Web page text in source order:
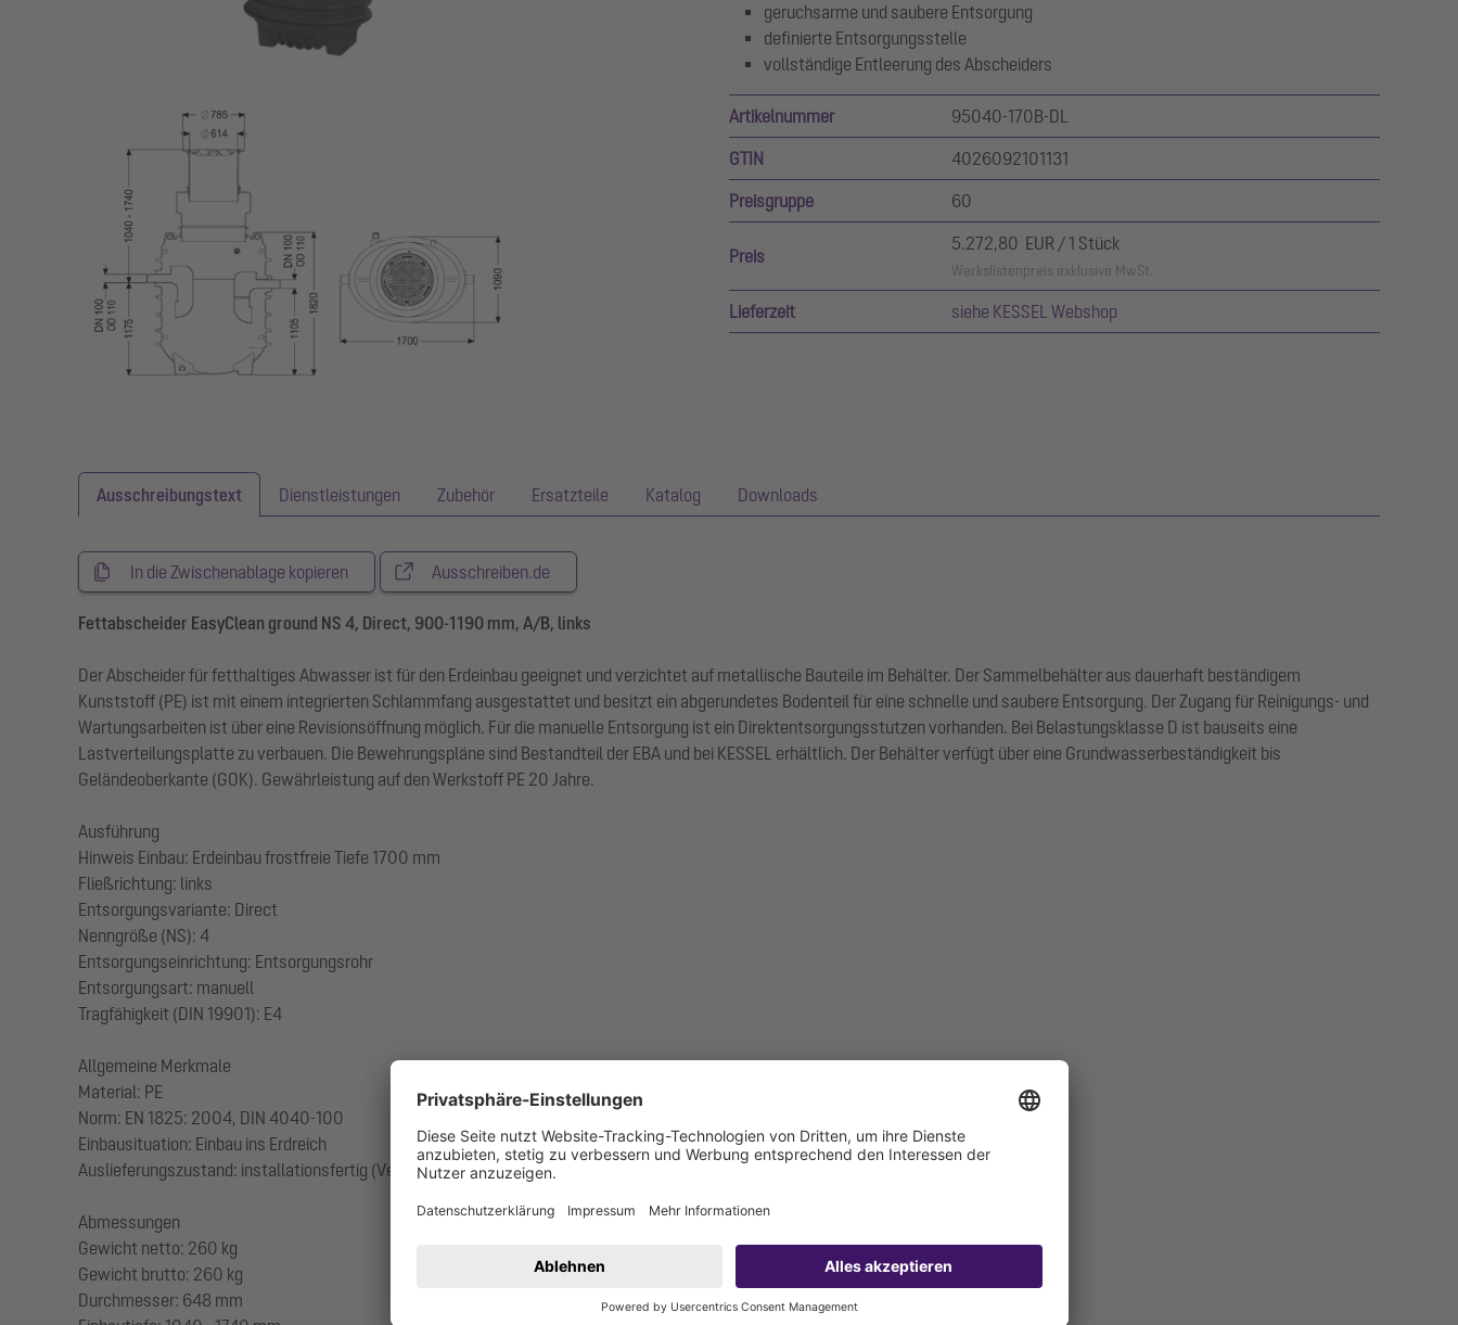
geruchsarme und saubere Entsorgung
definierte Entsorgungsstelle
vollständige Entleerung des Abscheiders
Artikelnummer 95040-170B-DL
GTIN 4026092101131
Preisgruppe 60
Preis
5.272,80 EUR / 1 Stück
Werkslistenpreis exklusive MwSt.
Lieferzeit siehe KESSEL Webshop
Ausschreibungstext Dienstleistungen Zubehör Ersatzteile Katalog Downloads
In die Zwischenablage kopieren Ausschreiben.de
Fettabscheider EasyClean ground NS 4, Direct, 900-1190 mm, A/B, links
Der Abscheider für fetthaltiges Abwasser ist für den Erdeinbau geeignet und verzichtet auf metallische Bauteile im Behälter. Der Sammelbehälter aus dauerhaft beständigem
Kunststoff (PE) ist mit einem integrierten Schlammfang ausgestattet und besitzt ein abgerundetes Bodenteil für eine schnelle und saubere Entsorgung. Der Zugang für Reinigungs- und
Wartungsarbeiten ist über eine Revisionsöffnung möglich. Für die manuelle Entsorgung ist ein Direktentsorgungsstutzen vorhanden. Bei Belastungsklasse D ist bauseits eine
Lastverteilungsplatte zu verbauen. Die Bewehrungspläne sind Bestandteil der EBA und bei KESSEL erhältlich. Der Behälter verfügt über eine Grundwasserbeständigkeit bis
Geländeoberkante (GOK). Gewährleistung auf den Werkstoff PE 20 Jahre.
Ausführung
Hinweis Einbau: Erdeinbau frostfreie Tiefe 1700 mm
Fließrichtung: links
Entsorgungsvariante: Direct
Nenngröße (NS): 4
Entsorgungseinrichtung: Entsorgungsrohr
Entsorgungsart: manuell
Tragfähigkeit (DIN 19901): E4
Allgemeine Merkmale
Material: PE
Norm: EN 1825: 2004, DIN 4040-100
Einbausituation: Einbau ins Erdreich
Auslieferungszustand: installationsfertig (Verbindungsteile sind bauseits anzuschließen)
Abmessungen
Gewicht netto: 260 kg
Gewicht brutto: 260 kg
Durchmesser: 648 mm